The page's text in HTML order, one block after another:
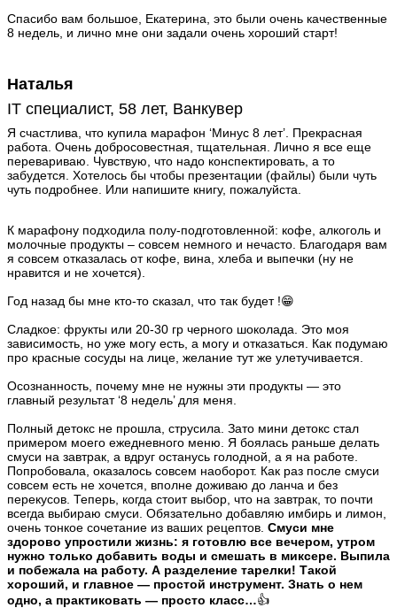
Спасибо вам большое, Екатерина, это были очень качественные
8 недель, и лично мне они задали очень хороший старт!
Наталья
IT специалист, 58 лет, Ванкувер
Я счастлива, что купила марафон ‘Минус 8 лет’. Прекрасная
работа. Очень добросовестная, тщательная. Лично я все еще
перевариваю. Чувствую, что надо конспектировать, а то
забудется. Хотелось бы чтобы презентации (файлы) были чуть
чуть подробнее. Или напишите книгу, пожалуйста.
К марафону подходила полу-подготовленной: кофе, алкоголь и
молочные продукты – совсем немного и нечасто. Благодаря вам
я совсем отказалась от кофе, вина, хлеба и выпечки (ну не
нравится и не хочется).
Год назад бы мне кто-то сказал, что так будет !😁
Сладкое: фрукты или 20-30 гр черного шоколада. Это моя
зависимость, но уже могу есть, а могу и отказаться. Как подумаю
про красные сосуды на лице, желание тут же улетучивается.
Осознанность, почему мне не нужны эти продукты — это
главный результат ‘8 недель’ для меня.
Полный детокс не прошла, струсила. Зато мини детокс стал
примером моего ежедневного меню. Я боялась раньше делать
смуси на завтрак, а вдруг останусь голодной, а я на работе.
Попробовала, оказалось совсем наоборот. Как раз после смуси
совсем есть не хочется, вполне доживаю до ланча и без
перекусов. Теперь, когда стоит выбор, что на завтрак, то почти
всегда выбираю смуси. Обязательно добавляю имбирь и лимон,
очень тонкое сочетание из ваших рецептов. Смуси мне
здорово упростили жизнь: я готовлю все вечером, утром
нужно только добавить воды и смешать в миксере. Выпила
и побежала на работу. А разделение тарелки! Такой
хороший, и главное — простой инструмент. Знать о нем
одно, а практиковать — просто класс…👍